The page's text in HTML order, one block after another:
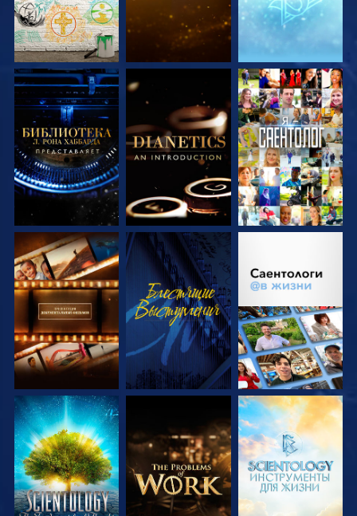
СМОТРЕТЬ
ПЕРЕДАЧИ
СМОТРЕТЬ
ПЕРЕДАЧИ
СМОТРЕТЬ
СМОТРЕТЬ
ПЕРЕДАЧИ
СМОТРЕТЬ
СМОТРЕТЬ
СМОТРЕТЬ
ПЕРЕДАЧИ
СМОТРЕТЬ
ПЕРЕДАЧИ
СМОТРЕТЬ
ПЕРЕДАЧИ